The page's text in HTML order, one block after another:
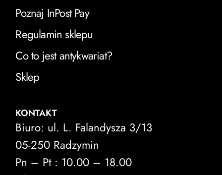
Poznaj InPost Pay
Regulamin sklepu
Co to jest antykwariat?
Sklep
KONTAKT
Biuro: ul. L. Falandysza 3/13
05-250 Radzymin
Pn – Pt : 10.00 – 18.00